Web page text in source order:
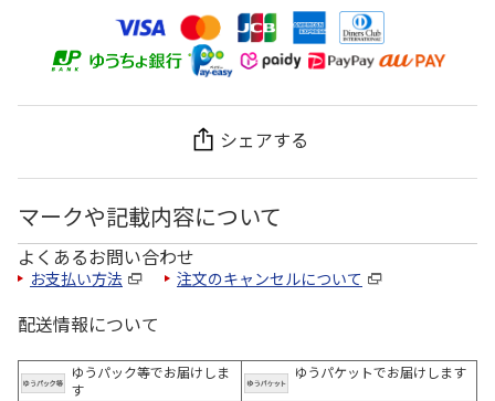
シェアする
マークや記載内容について
よくあるお問い合わせ
お支払い方法 注文のキャンセルについて
配送情報について
ゆうパック等でお届けしま
す
ゆうパケットでお届けします